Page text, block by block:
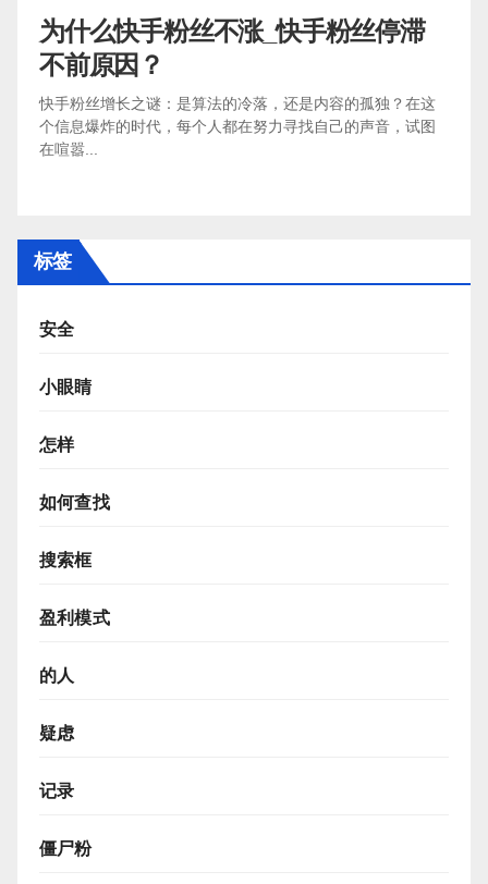
为什么快手粉丝不涨_快手粉丝停滞
不前原因？
快手粉丝增长之谜：是算法的冷落，还是内容的孤独？在这
个信息爆炸的时代，每个人都在努力寻找自己的声音，试图
在喧嚣...
标签
安全
小眼睛
怎样
如何查找
搜索框
盈利模式
的人
疑虑
记录
僵尸粉